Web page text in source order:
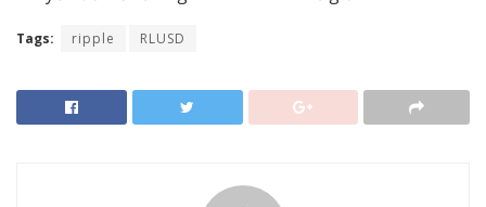
Tags: ripple RLUSD